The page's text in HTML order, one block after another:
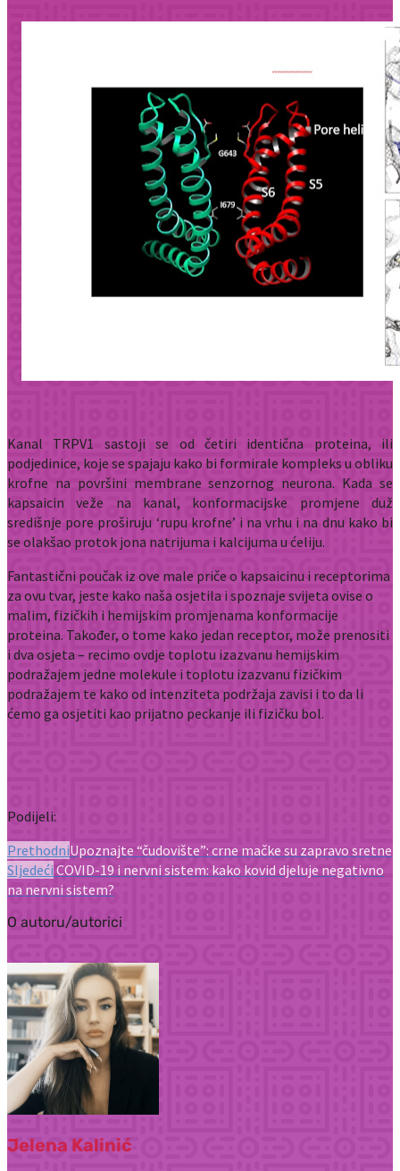
Kanal TRPV1 sastoji se od četiri identična proteina, ili
podjedinice, koje se spajaju kako bi formirale kompleks u obliku
krofne na površini membrane senzornog neurona. Kada se
kapsaicin veže na kanal, konformacijske promjene duž
središnje pore proširuju ‘rupu krofne’ i na vrhu i na dnu kako bi
se olakšao protok jona natrijuma i kalcijuma u ćeliju.
Fantastični poučak iz ove male priče o kapsaicinu i receptorima
za ovu tvar, jeste kako naša osjetila i spoznaje svijeta ovise o
malim, fizičkih i hemijskim promjenama konformacije
proteina. Također, o tome kako jedan receptor, može prenositi
i dva osjeta – recimo ovdje toplotu izazvanu hemijskim
podražajem jedne molekule i toplotu izazvanu fizičkim
podražajem te kako od intenziteta podržaja zavisi i to da li
ćemo ga osjetiti kao prijatno peckanje ili fizičku bol.
Podijeli:
PrethodniUpoznajte “čudovište”: crne mačke su zapravo sretne
Sljedeći COVID-19 i nervni sistem: kako kovid djeluje negativno
na nervni sistem?
O autoru/autorici
Jelena Kalinić